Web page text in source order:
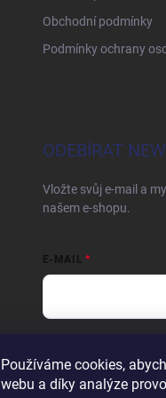
Používáme cookies,
webu a díky analýze
Obchodní podmínky
Podmínky ochrany
ODEBÍRAT
Vložte svůj e-mail a
našem e-shopu.
E-MAIL
Přihlásit se